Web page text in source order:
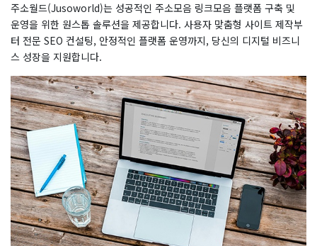
주소월드(Jusoworld)는 성공적인 주소모음 링크모음 플랫폼 구축 및
운영을 위한 원스톱 솔루션을 제공합니다. 사용자 맞춤형 사이트 제작부
터 전문 SEO 컨설팅, 안정적인 플랫폼 운영까지, 당신의 디지털 비즈니
스 성장을 지원합니다.